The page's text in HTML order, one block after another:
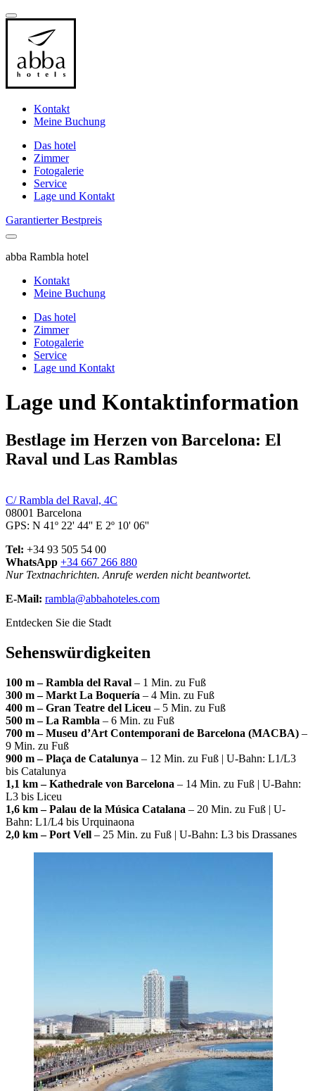
Kontakt
Meine Buchung
Das hotel
Zimmer
Fotogalerie
Service
Lage und Kontakt
Garantierter Bestpreis
abba Rambla hotel
Kontakt
Meine Buchung
Das hotel
Zimmer
Fotogalerie
Service
Lage und Kontakt
Lage und Kontaktinformation
Bestlage im Herzen von Barcelona: El
Raval und Las Ramblas
C/ Rambla del Raval, 4C
08001 Barcelona
GPS: N 41º 22' 44'' E 2º 10' 06''
Tel: +34 93 505 54 00
WhatsApp +34 667 266 880
Nur Textnachrichten. Anrufe werden nicht beantwortet.
E-Mail: rambla@abbahoteles.com
Entdecken Sie die Stadt
Sehenswürdigkeiten
100 m – Rambla del Raval – 1 Min. zu Fuß
300 m – Markt La Boquería – 4 Min. zu Fuß
400 m – Gran Teatre del Liceu – 5 Min. zu Fuß
500 m – La Rambla – 6 Min. zu Fuß
700 m – Museu d’Art Contemporani de Barcelona (MACBA) –
9 Min. zu Fuß
900 m – Plaça de Catalunya – 12 Min. zu Fuß | U-Bahn: L1/L3
bis Catalunya
1,1 km – Kathedrale von Barcelona – 14 Min. zu Fuß | U-Bahn:
L3 bis Liceu
1,6 km – Palau de la Música Catalana – 20 Min. zu Fuß | U-
Bahn: L1/L4 bis Urquinaona
2,0 km – Port Vell – 25 Min. zu Fuß | U-Bahn: L3 bis Drassanes